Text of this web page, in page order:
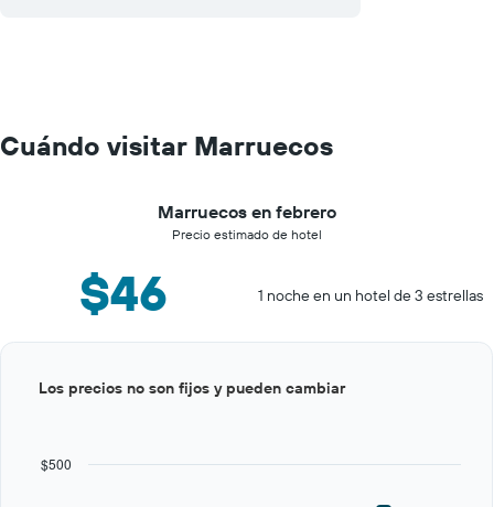
Cuándo visitar Marruecos
Marruecos en febrero
Precio estimado de hotel
$46 1 noche en un hotel de 3 estrellas
graphic.
$500
Los precios no son fijos y pueden cambiar